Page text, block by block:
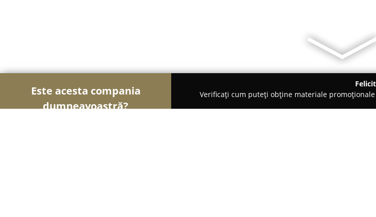
Este acesta compania
dumneavoastră?
Verificați cum puteți obține materiale